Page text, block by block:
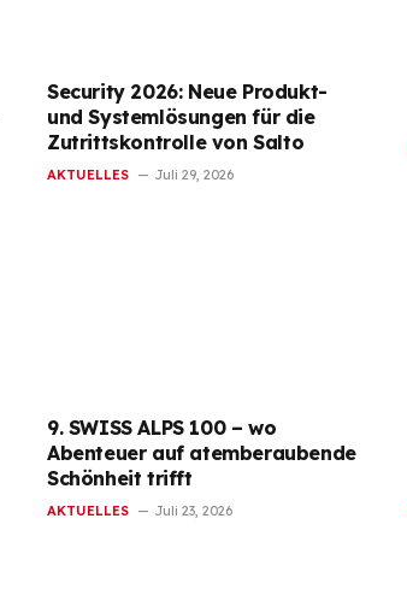
Security 2026: Neue Produkt-
und Systemlösungen für die
Zutrittskontrolle von Salto
AKTUELLES Juli 29, 2026
9. SWISS ALPS 100 – wo
Abenteuer auf atemberaubende
Schönheit trifft
AKTUELLES Juli 23, 2026